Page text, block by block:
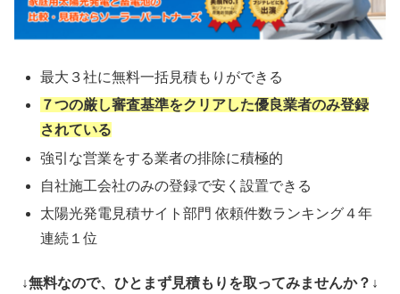
最大３社に無料一括見積もりができる
７つの厳し審査基準をクリアした優良業者のみ登録
されている
強引な営業をする業者の排除に積極的
自社施工会社のみの登録で安く設置できる
太陽光発電見積サイト部門 依頼件数ランキング４年
連続１位
↓無料なので、ひとまず見積もりを取ってみませんか？↓